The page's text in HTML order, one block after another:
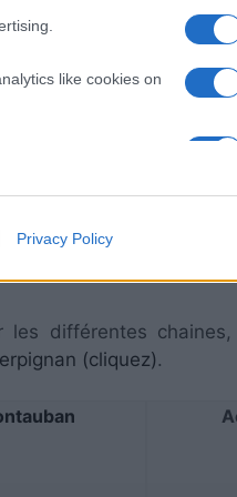
like cookies on
of the website
Privacy Policy
de la 8e journée de
des
qui
les différentes
(cliquez).